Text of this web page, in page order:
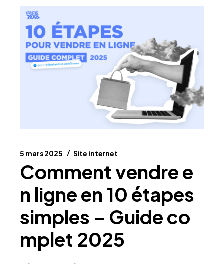
5 mars 2025 Site internet
Comment vendre e
n ligne en 10 étapes
simples – Guide co
mplet 2025